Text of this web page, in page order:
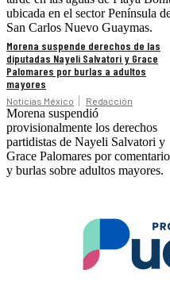
ubicada en el sector Península
San Carlos Nuevo Guaymas.
Morena suspende derechos de las
diputadas Nayeli Salvatori y Grace
Palomares por burlas a adultos
mayores
Noticias México Redacción
Morena suspendió
provisionalmente los derechos
partidistas de Nayeli Salvatori y
Grace Palomares por
y burlas sobre adultos mayores.